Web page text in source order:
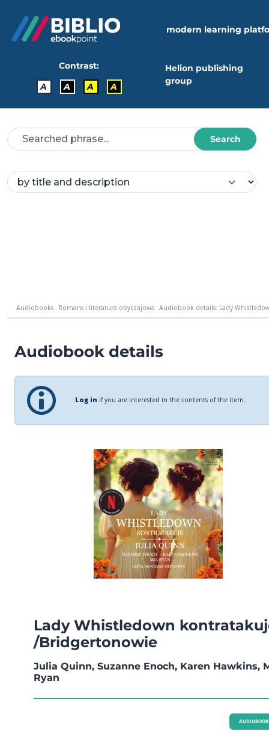
modern learning
Contrast:
A
A A A
Helion publishing
group
Search
Audiobooks Romans i literatura obyczajowa Audiobook details: Lady
Audiobook details
Log in if you are interested in the contents of the item.
Lady Whistledown
/Bridgertonowie
Julia Quinn, Suzanne Enoch, Karen Hawkins,
Ryan
AUDIOBOOK